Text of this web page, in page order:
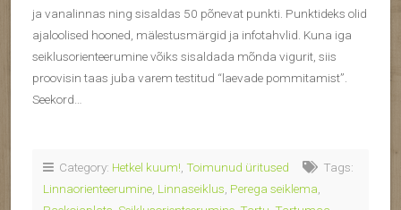
ja vanalinnas ning sisaldas 50 põnevat punkti. Punktideks olid
ajaloolised hooned, mälestusmärgid ja infotahvlid. Kuna iga
seiklusorienteerumine võiks sisaldada mõnda vigurit, siis
proovisin taas juba varem testitud “laevade pommitamist”.
Seekord…
Category: Hetkel kuum! Toimunud üritused
Tags:
Linnaorienteerumine Linnaseiklus Perega seiklema